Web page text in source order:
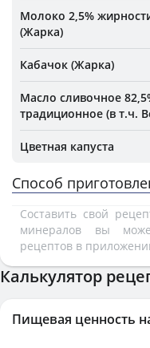
Молоко 2,5%
(Жарка)
Кабачок (Жарка)
Масло сливочное
традиционное (в т.ч.
Цветная капуста
Способ
Составить свой
минералов вы
рецептов в
Калькулятор
Пищевая ценность